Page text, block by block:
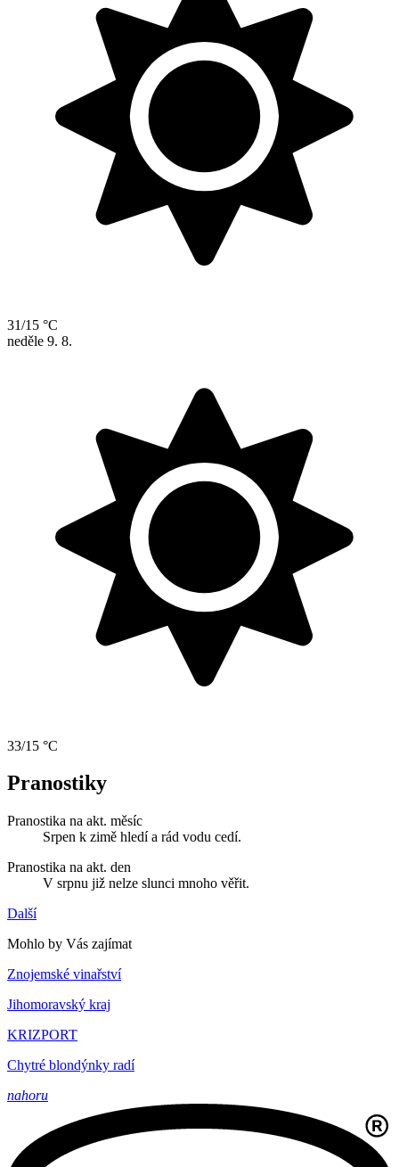
31/15 °C
neděle 9. 8.
33/15 °C
Pranostiky
Pranostika na akt. měsíc
Srpen k zimě hledí a rád vodu cedí.
Pranostika na akt. den
V srpnu již nelze slunci mnoho věřit.
Další
Mohlo by Vás zajímat
Znojemské vinařství
Jihomoravský kraj
KRIZPORT
Chytré blondýnky radí
nahoru